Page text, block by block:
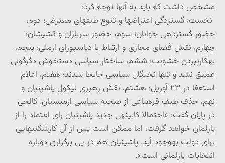
مشخص داشت که باید به آنها توجه کرد:
نخست، گستردگی اعتراض­ها و تنوع طیف­های معترض؛ دوم،
حضور گسترده­ی جوانان؛ سوم، حضور سربازان و کشیشان؛
چهارم، نقش فضای مجازی و ارتباط با دیاسپورای ارمنی؛ پنجم،
به­کارنبردن خشونت؛ ششم، ساختار سیاسی دستخوش دگرگونی
عمیق نشد و تنها نخبگان سیاسی جابجا شدند؛ هفتم، اعلام
استعفا در ۲۳ آوریل؛ هشتم، نقش رهبری نیکول پاشینیان و
نهم، حذف طیف قره­باغی از صحنه سیاسی ارمنستان. کالجی
در پایان گفت: «احتمالا کابینه­ی جدید پاشینیان رای اعتماد را از
پارلمان خواهد گرفت، اما ممکن است پس از آن کارشکنی­هایی
برای دولت به­وجود آید. پاشینیان هم در پی برگزاری دوباره
انتخابات پارلمانی است».